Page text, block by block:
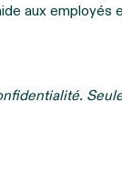
aux employés